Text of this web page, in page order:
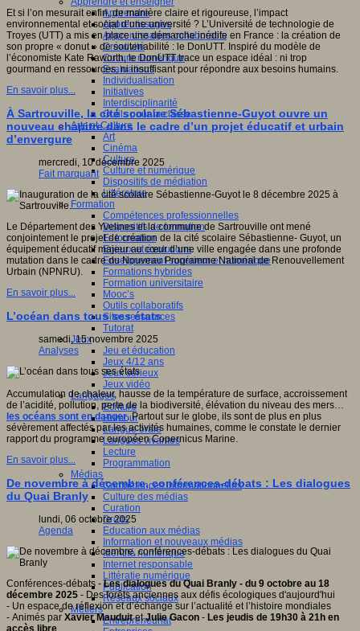
Apprendre
Apprentissages
Apprentissages collaboratifs
Créativité
Culture numérique
Evaluations
Individualisation
Initiatives
Interdisciplinarité
Outils pour la classe
Arts et Culture
Art
Cinéma
Culture
Culture et numérique
Dispositifs de médiation
Littérature
Formation
Compétences professionnelles
Dispositifs de formation
E- formation
Enjeux et évolutions
Enseignement supérieur et numérique
Formations hybrides
Formation universitaire
Mooc’s
Outils collaboratifs
Sites ressources
Tutorat
Jeux
Jeu et éducation
Jeux 4/12 ans
Jeux sérieux
Jeux vidéo
Langages
Ecriture
Humour
Langue orale
Langues vivantes
Lecture
Programmation
Médias
Compétences informationnelles
Culture des médias
Curation
Droits
Education aux médias
Information et nouveaux médias
Identité numérique
Internet responsable
Littératie numérique
Publication
Réseaux sociaux
Métiers
Entrepreneuriat
Et si l’on mesurait enfin, de manière claire et rigoureuse, l’impact
environnemental et social d’une université ? L’Université de technologie de
Troyes (UTT) a mis en place une démarche inédite en France : la création de
son propre « donut » de soutenabilité : le DonUTT. Inspiré du modèle de
l’économiste Kate Raworth, le DonUTT trace un espace idéal : ni trop
gourmand en ressources, ni insuffisant pour répondre aux besoins humains.
En savoir plus...
À Sartrouville, la cité scolaire Sébastienne-Guyot ouvre un
nouveau chapitre dans le cadre d’un projet éducatif et urbain
d’envergure
mercredi, 10 décembre 2025
Fait marquant
Le Département des Yvelines et la commune de Sartrouville ont mené
conjointement le projet de création de la cité scolaire Sébastienne- Guyot, un
équipement éducatif majeur au cœur d’une ville engagée dans une profonde
mutation dans le cadre du Nouveau Programme National de Renouvellement
Urbain (NPNRU).
En savoir plus...
L’océan dans tous ses états
samedi, 15 novembre 2025
Analyses
Accumulation de chaleur, hausse de la température de surface, accroissement
de l’acidité, pollution, perte de la biodiversité, élévation du niveau des mers…
les océans sont en danger. Partout sur le globe, ils sont de plus en plus
sévèrement affectés par les activités humaines, comme le constate le dernier
rapport du programme européen Copernicus Marine.
En savoir plus...
De novembre à décembre, conférences-débats : Les dialogues
du Quai Branly
lundi, 06 octobre 2025
Agenda
Conférences-débats -Les dialogues du Quai Branly - du 9 octobre au 18
décembre 2025 - Des forêts anciennes aux défis écologiques d'aujourd'hui
- Un espace de réflexion et d’échange sur l’actualité et l’histoire mondiales
- Animés par Xavier MauduitetJulie Gacon - Les jeudis de 19h30 à 21h en